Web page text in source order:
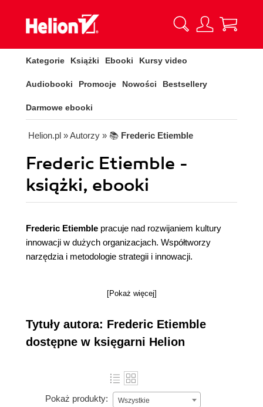
Kategorie Książki Ebooki Kursy video
Audiobooki Promocje Nowości Bestsellery
Darmowe ebooki
Helion.pl » Autorzy » 📚 Frederic Etiemble
Frederic Etiemble -
książki, ebooki
Frederic Etiemble pracuje nad rozwijaniem kultury
innowacji w dużych organizacjach. Współtworzy
narzędzia i metodologie strategii i innowacji.
[Pokaż więcej]
Tytuły autora: Frederic Etiemble
dostępne w księgarni Helion
Pokaż produkty: Wszystkie